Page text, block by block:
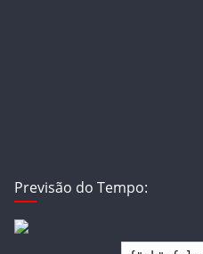
Previsão do Tempo: